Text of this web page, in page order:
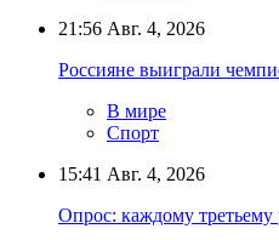
21:56 Авг. 4, 2026
Россияне выиграли
В мире
Спорт
15:41 Авг. 4, 2026
Опрос: каждому третьему